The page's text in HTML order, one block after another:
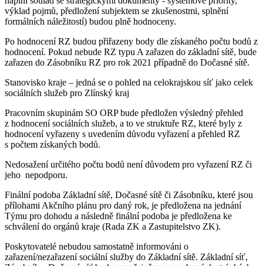
výklad pojmů, předložení subjektem se zkušenostmi, splnění
formálních náležitostí) budou plně hodnoceny.
Po hodnocení RZ budou přiřazeny body dle získaného počtu bodů z
hodnocení. Pokud nebude RZ typu A zařazen do základní sítě, bude
zařazen do Zásobníku RZ pro rok 2021 případně do Dočasné sítě.
Stanovisko kraje – jedná se o pohled na celokrajskou síť jako celek
sociálních služeb pro Zlínský kraj
Pracovním skupinám SO ORP bude předložen výsledný přehled
z hodnocení sociálních služeb, a to ve struktuře RZ, které byly z
hodnocení vyřazeny s uvedením důvodu vyřazení a přehled RZ
s počtem získaných bodů.
Nedosažení určitého počtu bodů není důvodem pro vyřazení RZ či
jeho nepodporu.
Finální podoba Základní sítě, Dočasné sítě či Zásobníku, které jsou
přílohami Akčního plánu pro daný rok, je předložena na jednání
Týmu pro dohodu a následně finální podoba je předložena ke
schválení do orgánů kraje (Rada ZK a Zastupitelstvo ZK).
Poskytovatelé nebudou samostatně informováni o
zařazení/nezařazení sociální služby do Základní sítě. Základní síť,